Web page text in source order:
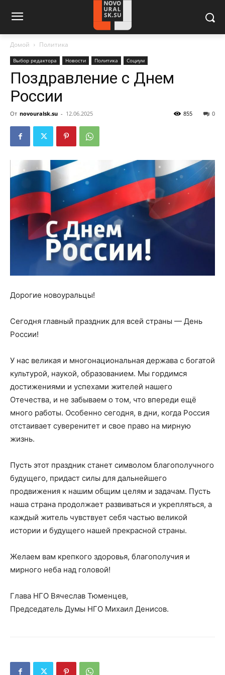
Домой Политика
Выбор редактора Новости Политика Социум
Поздравление с Днем
России
От novouralsk.su - 12.06.2025 0
855
Дорогие новоуральцы!
Сегодня главный праздник для всей страны — День
России!
У нас великая и многонациональная держава с богатой
культурой, наукой, образованием. Мы гордимся
достижениями и успехами жителей нашего
Отечества, и не забываем о том, что впереди ещё
много работы. Особенно сегодня, в дни, когда Россия
отстаивает суверенитет и свое право на мирную
жизнь.
Пусть этот праздник станет символом благополучного
будущего, придаст силы для дальнейшего
продвижения к нашим общим целям и задачам. Пусть
наша страна продолжает развиваться и укрепляться, а
каждый житель чувствует себя частью великой
истории и будущего нашей прекрасной страны.
Желаем вам крепкого здоровья, благополучия и
мирного неба над головой!
Глава НГО Вячеслав Тюменцев,
Председатель Думы НГО Михаил Денисов.